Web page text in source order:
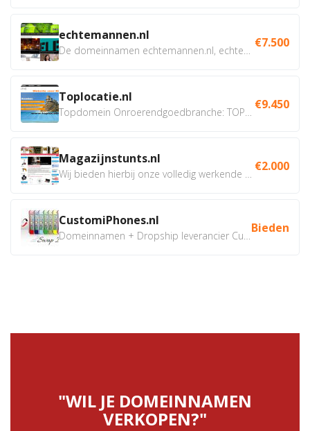
echtemannen.nl €7.500
Toplocatie.nl €9.450
Magazijnstunts.nl €2.000
CustomiPhones.nl Bieden
"WIL JE DOMEINNAMEN
VERKOPEN?"